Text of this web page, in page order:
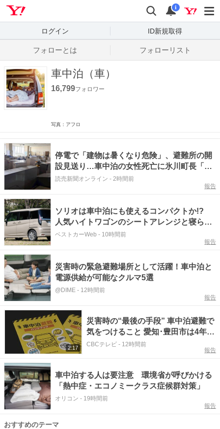
検索
通知
i
ログイン ID新規取得
フォローとは フォローリスト
車中泊（車）
16,799フォロワー
写真：アフロ
停電で「建物は暑くなり危険」、避難所の開
設見送り…車中泊の女性死亡に氷川町長「真
夏の災害の備え足りず」
読売新聞オンライン - 2時間前
報告
ソリオは車中泊にも使えるコンパクトか!?
人気ハイトワゴンのシートアレンジと寝られ
る広さをチェック!!
ベストカーWeb - 10時間前
報告
災害時の緊急避難場所として活躍！車中泊と
電源供給が可能なクルマ5選
@DIME - 12時間前
報告
2:17
災害時の“最後の手段” 車中泊避難で
気をつけること 愛知･豊田市は4年前
からマニュアル作成 最悪の場合死に
至る「エコノミークラス症候群」に
CBCテレビ - 12時間前
報告
車中泊する人は要注意 環境省が呼びかける
「熱中症・エコノミークラス症候群対策」
オリコン - 19時間前
報告
おすすめのテーマ